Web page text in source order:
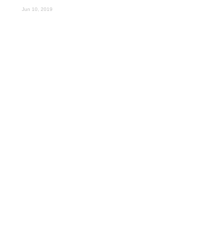
Jun 10, 2019